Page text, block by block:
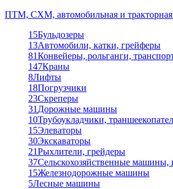
ПТМ, СХМ, автомобильная и тракторная
15Бульдозеры
13Автомобили, катки, грейферы
81Конвейеры, рольганги,
147Краны
8Лифты
18Погрузчики
23Скреперы
31 Дорожные машины
10Трубоукладчики,
15Элеваторы
30Экскаваторы
21Рыхлители, грейдеры
37Сельскохозяйственные машины,
15Железнодорожные машины
5Лесные машины